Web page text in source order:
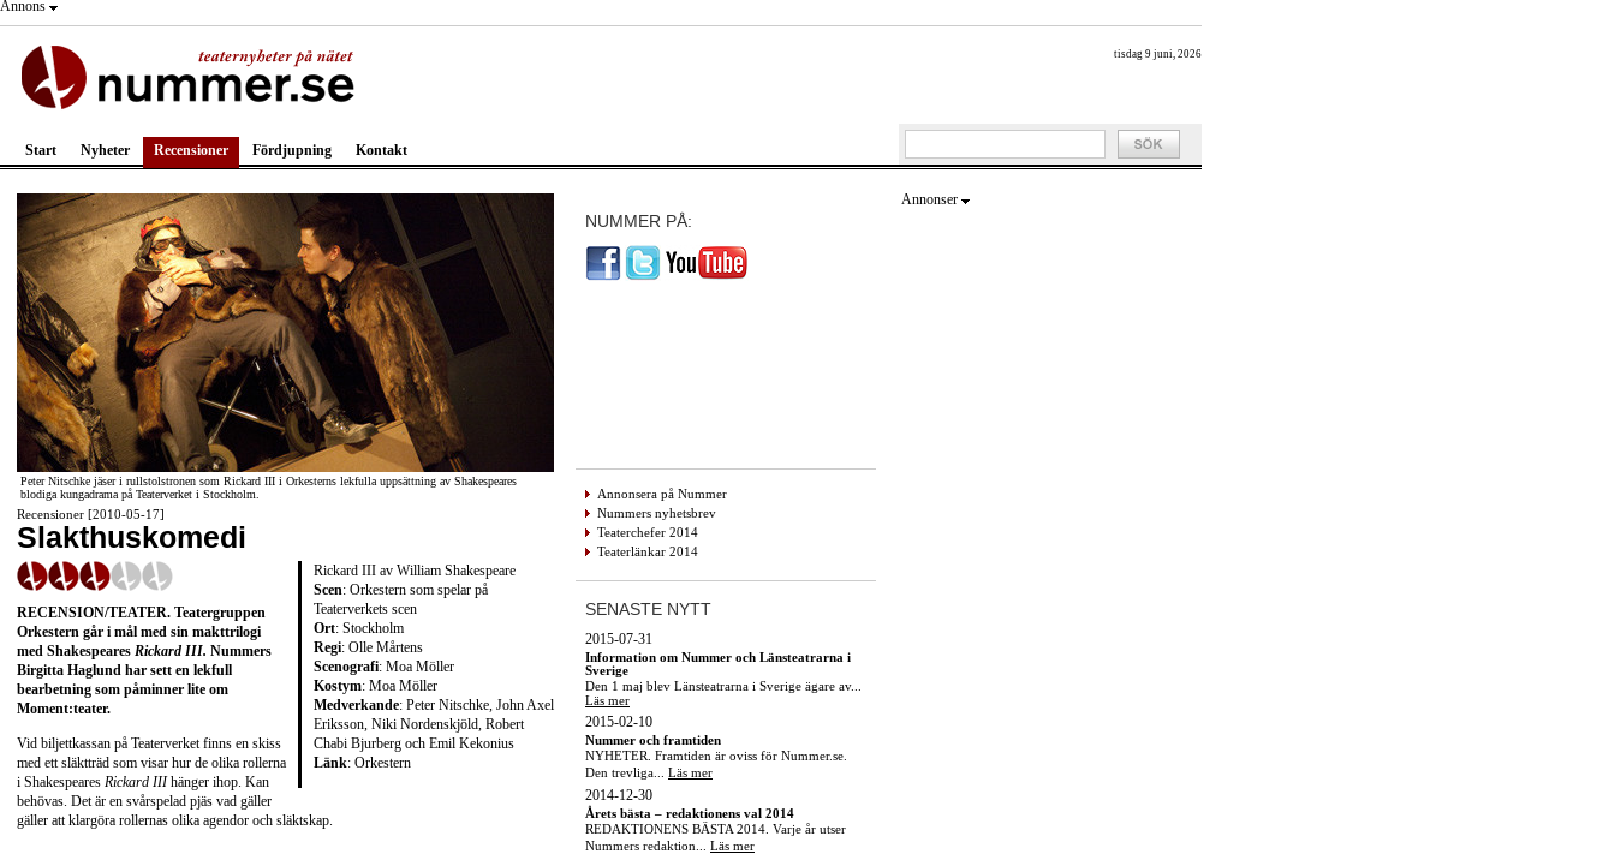
Annons
tisdag 9 juni, 2026
Start Nyheter Recensioner Fördjupning Kontakt
Peter Nitschke jäser i rullstolstronen som Rickard III i Orkesterns lekfulla uppsättning av Shakespeares
blodiga kungadrama på Teaterverket i Stockholm.
Recensioner [2010-05-17]
Slakthuskomedi
Rickard III av William Shakespeare
Scen: Orkestern som spelar på
Teaterverkets scen
Ort: Stockholm
Regi: Olle Mårtens
Scenografi: Moa Möller
Kostym: Moa Möller
Medverkande: Peter Nitschke, John Axel
Eriksson, Niki Nordenskjöld, Robert
Chabi Bjurberg och Emil Kekonius
Länk: Orkestern
RECENSION/TEATER. Teatergruppen
Orkestern går i mål med sin makttrilogi
med Shakespeares Rickard III. Nummers
Birgitta Haglund har sett en lekfull
bearbetning som påminner lite om
Moment:teater.
Vid biljettkassan på Teaterverket finns en skiss
med ett släktträd som visar hur de olika rollerna
i Shakespeares Rickard IIIhänger ihop. Kan
behövas. Det är en svårspelad pjäs vad gäller
gäller att klargöra rollernas olika agendor och släktskap.
NUMMER PÅ:
Annonsera på Nummer
Nummers nyhetsbrev
Teaterchefer 2014
Teaterlänkar 2014
SENASTE NYTT
2015-07-31
Information om Nummer och Länsteatrarna i
Sverige
Den 1 maj blev Länsteatrarna i Sverige ägare av...
Läs mer
2015-02-10
Nummer och framtiden
NYHETER. Framtiden är oviss för Nummer.se.
Den trevliga... Läs mer
2014-12-30
Årets bästa – redaktionens val 2014
REDAKTIONENS BÄSTA 2014. Varje år utser
Nummers redaktion... Läs mer
Annonser